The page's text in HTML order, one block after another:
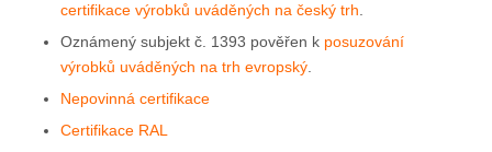
certifikace výrobků uváděných na český trh.
Oznámený subjekt č. 1393 pověřen k posuzování
výrobků uváděných na trh evropský.
Nepovinná certifikace
Certifikace RAL